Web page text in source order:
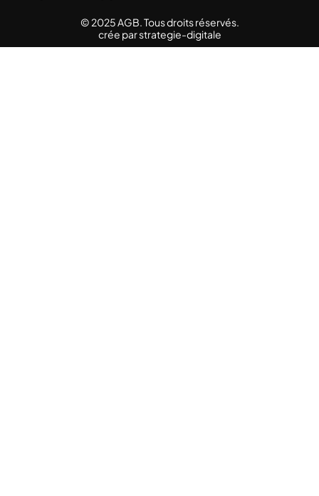
© 2025 AGB. Tous droits réservés.
crée par strategie-digitale